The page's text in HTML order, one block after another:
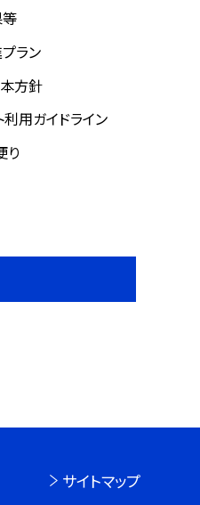
ラン
方針
利用ガイドライン
り
サイトマップ